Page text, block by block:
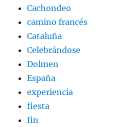
Cachondeo
camino francés
Cataluña
Celebrándose
Dolmen
España
experiencia
fiesta
fin